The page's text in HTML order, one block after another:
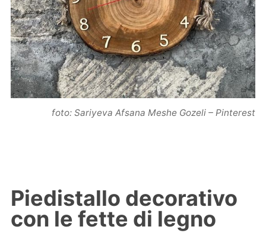
foto: Sariyeva Afsana Meshe Gozeli – Pinterest
Piedistallo decorativo
con le fette di legno